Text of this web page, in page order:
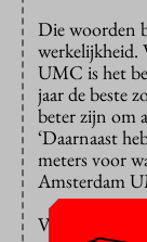
Die woorden
werkelijkheid.
UMC is het
jaar de beste
beter zijn om
‘Daarnaast
meters voor
Amsterdam
Volgens het